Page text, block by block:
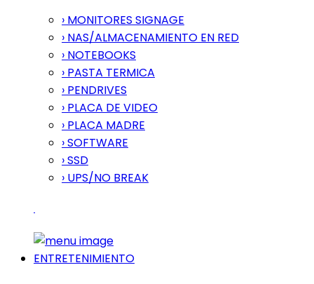
› MONITORES SIGNAGE
› NAS/ALMACENAMIENTO EN RED
› NOTEBOOKS
› PASTA TERMICA
› PENDRIVES
› PLACA DE VIDEO
› PLACA MADRE
› SOFTWARE
› SSD
› UPS/NO BREAK
ENTRETENIMIENTO